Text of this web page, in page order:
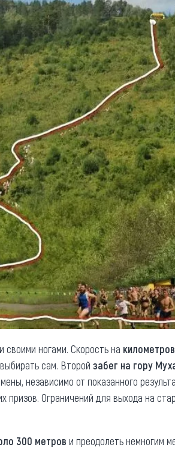
(сувениры)
Общая
Как
Люди,
Карты и
ногами. Скорость на
сам. Второй забег на гору
независимо от показанного
призов. Ограничений для выхода на
300 метров и преодолеть немногим